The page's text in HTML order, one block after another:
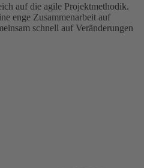
auf die agile Projektmethodik.
enge Zusammenarbeit auf
schnell auf Veränderungen